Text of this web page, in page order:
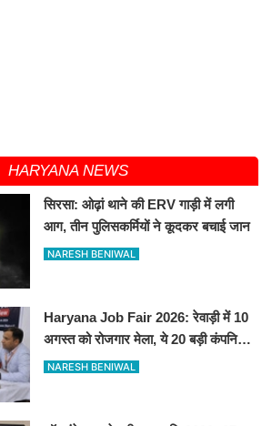
HARYANA NEWS
सिरसा: ओढ़ां थाने की ERV गाड़ी में लगी
आग, तीन पुलिसकर्मियों ने कूदकर बचाई जान
NARESH BENIWAL
Haryana Job Fair 2026: रेवाड़ी में 10
अगस्त को रोजगार मेला, ये 20 बड़ी कंपनियां
देगी सीधे नौकरी
NARESH BENIWAL